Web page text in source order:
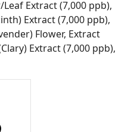
Extract (7,000 ppb),
Extract (7,000 ppb),
Flower, Extract
Extract (7,000 ppb),